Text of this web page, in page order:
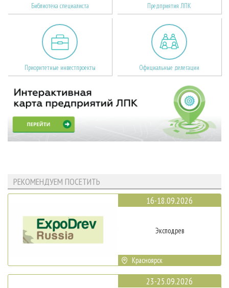
Библиотека специалиста Предприятия ЛПК
Приоритетные инвестпроекты Официальные делегации
РЕКОМЕНДУЕМ ПОСЕТИТЬ
16-18.09.2026
Эксподрев
Красноярск
23-25.09.2026